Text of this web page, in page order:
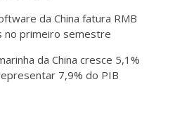
da China fatura RMB
no primeiro semestre
da China cresce 5,1%
7,9% do PIB